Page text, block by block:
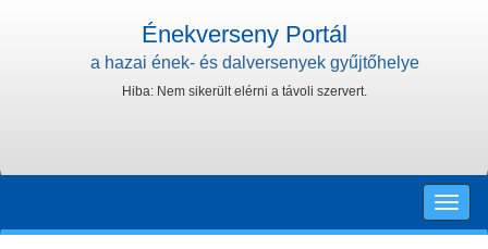
Énekverseny Portál
a hazai ének- és dalversenyek gyűjtőhelye
Hiba: Nem sikerült elérni a távoli szervert.
Toggle